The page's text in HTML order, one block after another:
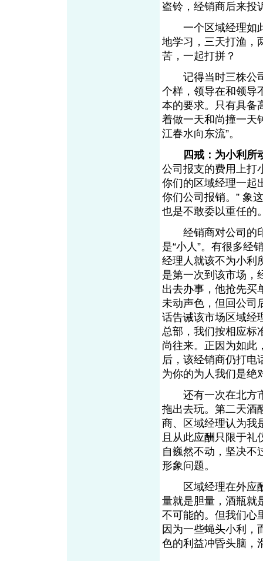
盗铃，经销商后来投
一个区域经理如此
地学习，三天打渔，
苦，一起打拼？
记得当时三株公司
个样，领导在和领导
本的要求。只有具备
着做一天和尚撞一天
江春水向东流”。
四戒：为小利所
公司报支的费用上打
你们的区域经理一起
你们公司报销。” 象
也是不敢委以重任的
经销商对公司的印
是“小人”。有很多经
经理人就该不为小利
是第一次到该市场，
出去办事，他抢先买
未动声色，但回公司
话告诫该市场区域经
总部，我们按相应标
尚往来。正因为如此
后，该经销商仍打电
为你的为人我们是绝
还有一次在北方市
拖出去玩。第二天酒
商、区域经理认为我
且从此应酬只限于
自巍然不动，坚决不
形象问题。
区域经理在外应酬
量就是胆量，酒瓶就
不可能的。但我们心
因为一些蝇头小利，
色的利益冲昏头脑，